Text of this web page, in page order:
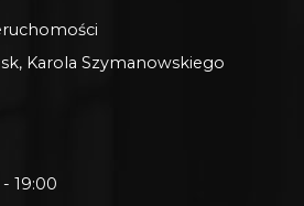
Karola Szymanowskiego
19:00